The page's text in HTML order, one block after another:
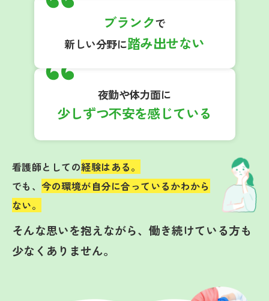
夜勤や体力面に
少しずつ不安を感じている
ブランクで
新しい分野に踏み出せない
看護師としての経験はある。
でも、今の環境が自分に合っているかわから
ない。
そんな思いを抱えながら、働き続けている方も
少なくありません。